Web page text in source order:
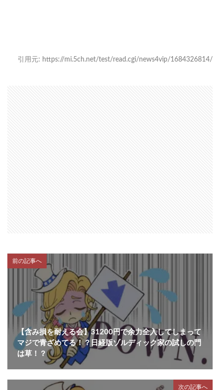
引用元: https://mi.5ch.net/test/read.cgi/news4vip/1684326814/
前の記事へ
【含み損を耐える会】31200円で余力全入してしまって
マジで青ざめてる！？日経版ゾルディック家の試しの門
は草！？
次の記事へ